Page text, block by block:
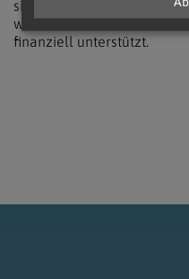
sind weiblich. Rund 200
werden von der Austrian
finanziell unterstützt.